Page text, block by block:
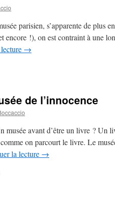
parisien, s’apparente de plus
encore !), on est contraint à une
→
de l’innocence
musée avant d’être un livre ? Un
on parcourt le livre. Le
la lecture →